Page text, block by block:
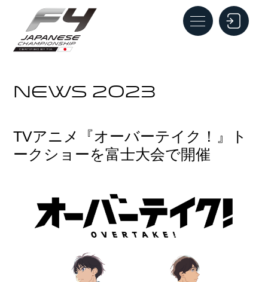
NEWS 2023
TVアニメ『オーバーテイク！』ト
ークショーを富士大会で開催